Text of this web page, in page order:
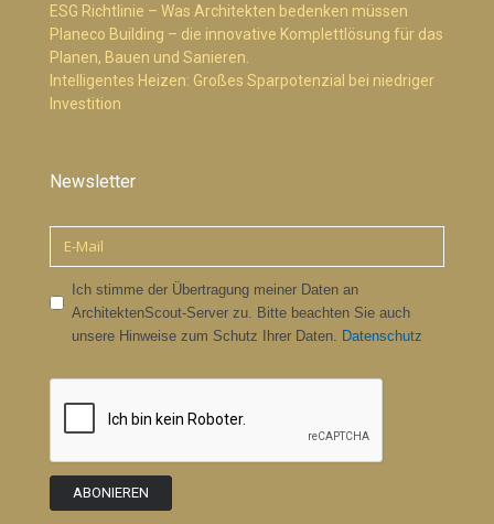
ESG Richtlinie – Was Architekten bedenken müssen
Planeco Building – die innovative Komplettlösung für das
Planen, Bauen und Sanieren.
Intelligentes Heizen: Großes Sparpotenzial bei niedriger
Investition
Newsletter
Ich stimme der Übertragung meiner Daten an
ArchitektenScout-Server zu. Bitte beachten Sie auch
unsere Hinweise zum Schutz Ihrer Daten.
Datenschutz